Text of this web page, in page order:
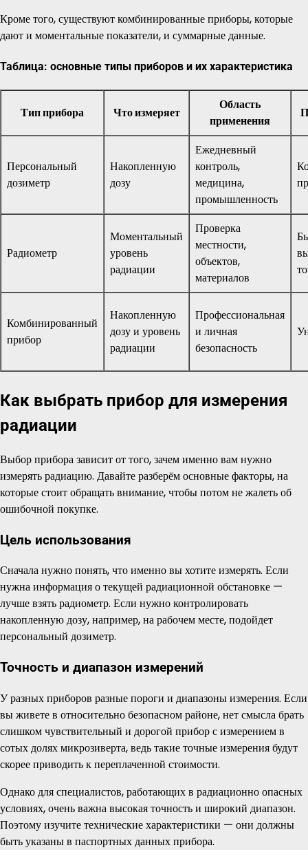
Кроме того, существуют комбинированные приборы, которые
дают и моментальные показатели, и суммарные данные.
Таблица: основные типы приборов и их характеристика
Тип прибора Что измеряет
Область
применения
Персональный
дозиметр
Накопленную
дозу
Ежедневный
контроль,
медицина,
промышленность
Радиометр
Моментальный
уровень
радиации
Проверка
местности,
объектов,
материалов
Комбинированный
прибор
Накопленную
дозу и уровень
радиации
Профессиональная
и личная
безопасность
Как выбрать прибор для измерения
радиации
Выбор прибора зависит от того, зачем именно вам нужно
измерять радиацию. Давайте разберём основные факторы, на
которые стоит обращать внимание, чтобы потом не жалеть об
ошибочной покупке.
Цель использования
Сначала нужно понять, что именно вы хотите измерять. Если
нужна информация о текущей радиационной обстановке —
лучше взять радиометр. Если нужно контролировать
накопленную дозу, например, на рабочем месте, подойдет
персональный дозиметр.
Точность и диапазон измерений
У разных приборов разные пороги и диапазоны измерения. Если
вы живете в относительно безопасном районе, нет смысла брать
слишком чувствительный и дорогой прибор с измерением в
сотых долях микрозиверта, ведь такие точные измерения будут
скорее приводить к переплаченной стоимости.
Однако для специалистов, работающих в радиационно опасных
условиях, очень важна высокая точность и широкий диапазон.
Поэтому изучите технические характеристики — они должны
быть указаны в паспортных данных прибора.